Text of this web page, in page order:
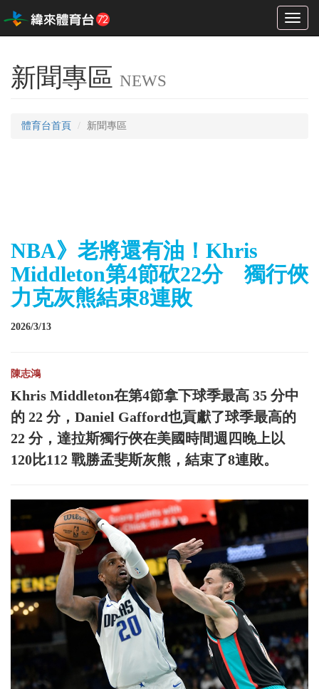
Toggle
新聞專區 NEWS
體育台首頁 新聞專區
NBA》老將還有油！Khris
Middleton第4節砍22分 獨行俠
力克灰熊結束8連敗
2026/3/13
陳志鴻
Khris Middleton在第4節拿下球季最高 35 分中
的 22 分，Daniel Gafford也貢獻了球季最高的
22 分，達拉斯獨行俠在美國時間週四晚上以
120比112 戰勝孟斐斯灰熊，結束了8連敗。